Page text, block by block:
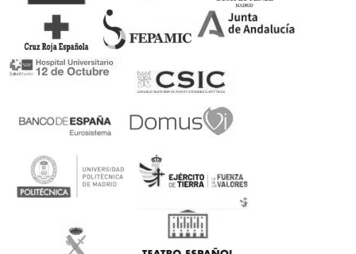
Rubén Castilla, Oscar Egéa y Victor Carretón son
nuestros embajadores
Ortopedia concertada con el Servicio Andaluz de
Salud
Podrás canjear tu receta en nuestra ortopedia
100% Pago seguro
Encriptación SSL de último nivel con múltiples
formas de pago
Devolución en 14 días sin compromiso
Plazo de 14 días para hacer una devolución de tu
compra